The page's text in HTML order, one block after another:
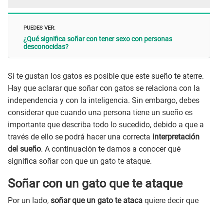
PUEDES VER:
¿Qué significa soñar con tener sexo con personas
desconocidas?
Si te gustan los gatos es posible que este sueño te aterre.
Hay que aclarar que soñar con gatos se relaciona con la
independencia y con la inteligencia. Sin embargo, debes
considerar que cuando una persona tiene un sueño es
importante que describa todo lo sucedido, debido a que a
través de ello se podrá hacer una correcta interpretación
del sueño. A continuación te damos a conocer qué
significa soñar con que un gato te ataque.
Soñar con un gato que te ataque
Por un lado, soñar que un gato te ataca quiere decir que